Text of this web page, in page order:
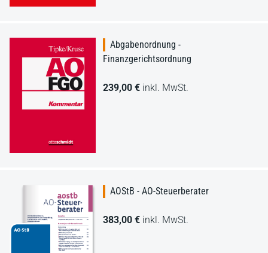
Abgabenordnung -
Finanzgerichtsordnung
239,00 € inkl. MwSt.
AOStB - AO-Steuerberater
383,00 € inkl. MwSt.